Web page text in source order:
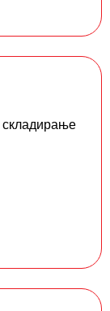
складирање